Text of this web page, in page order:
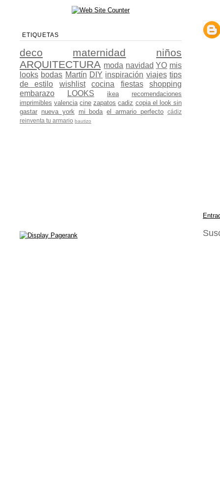
ETIQUETAS
deco maternidad
niños
ARQUITECTURA moda navidad YO mis
looks bodas Martín DIY inspiración viajes tips
de estilo
wishlist cocina fiestas
shopping
embarazo
LOOKS ikea
recomendaciones
imprimibles valencia cine zapatos cadiz copia el look sin
gastar nueva york mi boda el armario perfecto
cádiz
reinventa tu armario bautizo